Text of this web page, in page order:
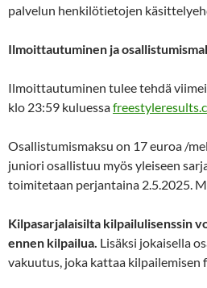
palvelun henkilötietojen
Ilmoittautuminen ja
Ilmoittautuminen tulee tehdä
klo 23:59 kuluessa
Osallistumismaksu on 17 euroa /
juniori osallistuu myös yleiseen
toimitetaan perjantaina 2.5.2025.
Kilpasarjalaisilta kilpailulisenssin
ennen kilpailua. Lisäksi jokaisella
vakuutus, joka kattaa kilpailemisen